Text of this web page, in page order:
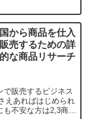
から商品を仕入
売するための詳
な商品リサーチ
販売するビジネス
えあればはじめられ
不安な方は2,3商品